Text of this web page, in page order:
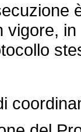
vigore,